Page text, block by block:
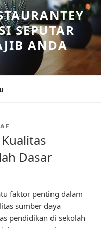
SEPUTAR
ANDA
Dasar
faktor penting dalam
sumber daya
pendidikan di sekolah